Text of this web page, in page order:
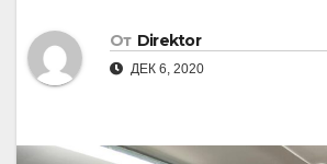
От Direktor
ДЕК 6, 2020